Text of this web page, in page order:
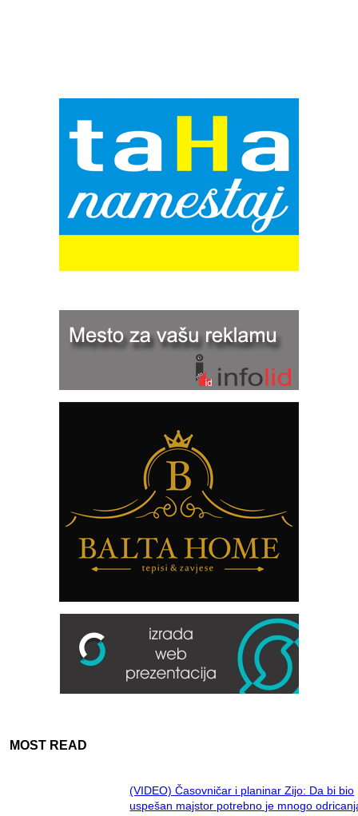
MOST READ
(VIDEO) Časovničar i planinar Zijo: Da bi bio
uspešan majstor potrebno je mnogo